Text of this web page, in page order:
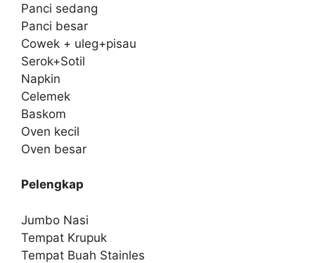
Panci sedang
Panci besar
Cowek + uleg+pisau
Serok+Sotil
Napkin
Celemek
Baskom
Oven kecil
Oven besar
Pelengkap
Jumbo Nasi
Tempat Krupuk
Tempat Buah Stainles